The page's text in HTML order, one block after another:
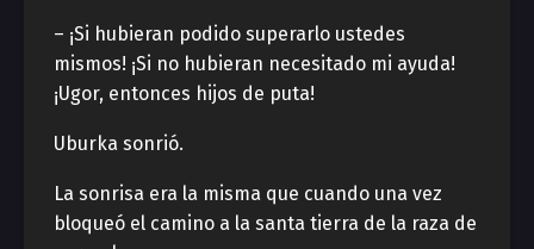
– ¡Si hubieran podido superarlo ustedes
mismos! ¡Si no hubieran necesitado mi ayuda!
¡Ugor, entonces hijos de puta!
Uburka sonrió.
La sonrisa era la misma que cuando una vez
bloqueó el camino a la santa tierra de la raza de